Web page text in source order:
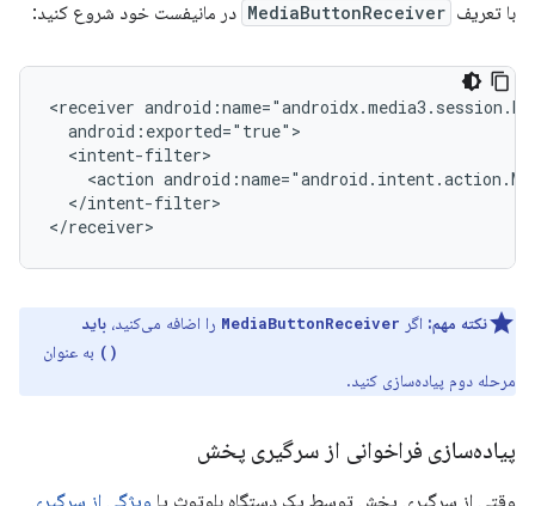
با تعریف MediaButtonReceiver در مانیفست خود شروع کنید:
<receiver
<action
</intent-filter>
نکته مهم: اگر MediaButtonReceiver را اضافه می‌کنید، باید
به عنوان
مرحله دوم پیاده‌سازی کنید.
پیاده‌سازی فراخوانی از سرگیری پخش